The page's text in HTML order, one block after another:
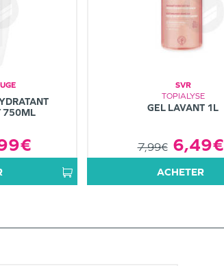
750ML
SVR
TOPIALYSE
GEL LAVANT 1L
7,99€ 6,49€
ACHETER